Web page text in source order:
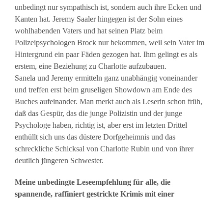
unbedingt nur sympathisch ist, sondern auch ihre Ecken und
Kanten hat. Jeremy Saaler hingegen ist der Sohn eines
wohlhabenden Vaters und hat seinen Platz beim
Polizeipsychologen Brock nur bekommen, weil sein Vater im
Hintergrund ein paar Fäden gezogen hat. Ihm gelingt es als
erstem, eine Beziehung zu Charlotte aufzubauen.
Sanela und Jeremy ermitteln ganz unabhängig voneinander
und treffen erst beim gruseligen Showdown am Ende des
Buches aufeinander. Man merkt auch als Leserin schon früh,
daß das Gespür, das die junge Polizistin und der junge
Psychologe haben, richtig ist, aber erst im letzten Drittel
enthüllt sich uns das düstere Dorfgeheimnis und das
schreckliche Schicksal von Charlotte Rubin und von ihrer
deutlich jüngeren Schwester.
Meine unbedingte Leseempfehlung für alle, die
spannende, raffiniert gestrickte Krimis mit einer